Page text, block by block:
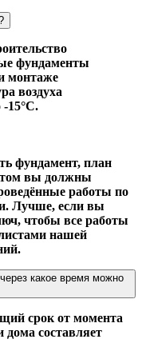
фундаменты
монтаже
воздуха
15°С.
фундамент, план
вы должны
работы по
Лучше, если вы
чтобы все работы
нашей
какое время можно
срок от момента
дома составляет